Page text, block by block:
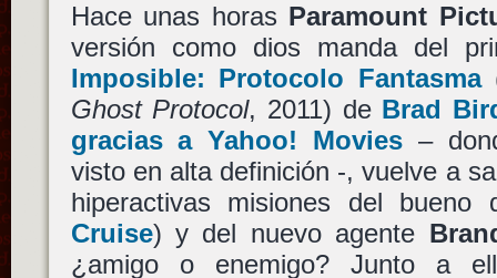
Hace unas horas Paramount
versión como dios manda del
Imposible: Protocolo Fantasma
Ghost Protocol, 2011) de Brad
gracias a Yahoo! Movies –
visto en alta definición -, vuelve a
hiperactivas misiones del
Cruise) y del nuevo agente
¿amigo o enemigo? Junto a